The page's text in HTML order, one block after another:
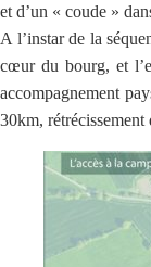
et d’un « coude »
A l’instar de la
cœur du bourg, et
accompagnement
30km,